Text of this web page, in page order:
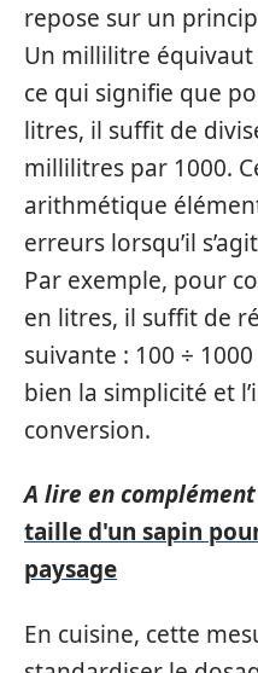
repose sur un
Un millilitre
ce qui signifie que
litres, il suffit de
millilitres par 1000.
arithmétique
erreurs lorsqu’il
Par exemple, pour
en litres, il suffit de
suivante : 100 ÷
bien la simplicité et
conversion.
A lire en
taille d'un sapin
paysage
En cuisine, cette